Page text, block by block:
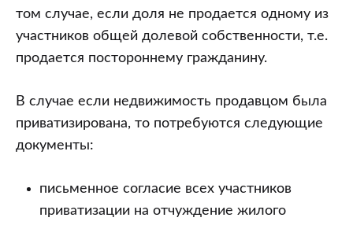
том случае, если доля не продается одному из
участников общей долевой собственности, т.е.
продается постороннему гражданину.
В случае если недвижимость продавцом была
приватизирована, то потребуются следующие
документы:
письменное согласие всех участников
приватизации на отчуждение жилого